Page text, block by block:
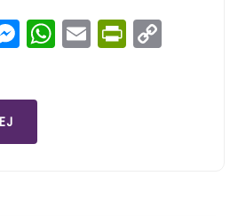
Messenger
WhatsApp
Email